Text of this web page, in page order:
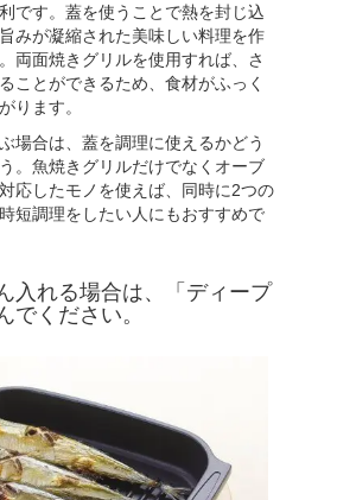
です。蓋を使うことで熱を封じ込
みが凝縮された美味しい料理を作
両面焼きグリルを使用すれば、さ
ことができるため、食材がふっく
ります。
場合は、蓋を調理に使えるかどう
。魚焼きグリルだけでなくオーブ
応したモノを使えば、同時に2つの
短調理をしたい人にもおすすめで
入れる場合は、「ディープ
でください。